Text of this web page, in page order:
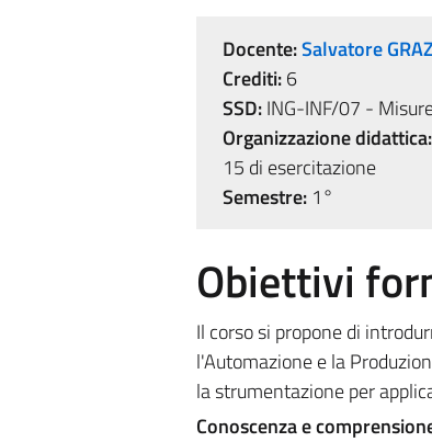
Docente:Salvatore
Crediti:6
SSD:ING-INF/07 -
Organizzazione didattica:
15 di esercitazione
Semestre:1°
Obiettivi
Il corso si propone di
l'Automazione e la
la strumentazione per
Conoscenza e